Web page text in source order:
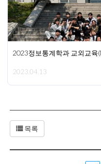
2023정보통계학과 교외교육
2023.04.13
목록